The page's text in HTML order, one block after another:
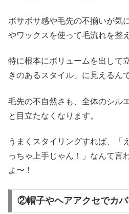
ボサボサ感や毛先の不揃いが気
やワックスを使って毛流れを整
特に根本にボリュームを出して
きのあるスタイル」に見えるん
毛先の不自然さも、全体のシル
と目立たなくなります。
うまくスタイリングすれば、「
っちゃ上手じゃん！」なんて言
よ〜！
②帽子やヘアアクセでカ